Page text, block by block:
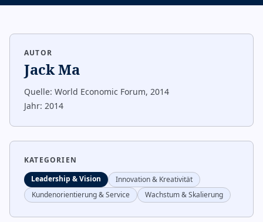
AUTOR
Jack Ma
Quelle: World Economic Forum, 2014
Jahr: 2014
KATEGORIEN
Leadership & Vision
Innovation & Kreativität
Kundenorientierung & Service
Wachstum & Skalierung